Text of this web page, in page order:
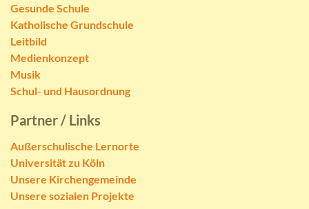
Gesunde Schule
Katholische Grundschule
Leitbild
Medienkonzept
Musik
Schul- und Hausordnung
Partner / Links
Außerschulische Lernorte
Universität zu Köln
Unsere Kirchengemeinde
Unsere sozialen Projekte